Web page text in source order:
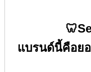
แบรนด์นี้คือย